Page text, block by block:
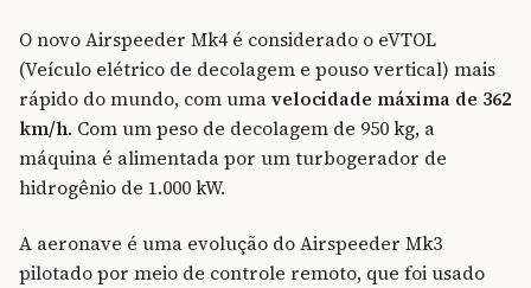
O novo Airspeeder Mk4 é considerado o eVTOL
(Veículo elétrico de decolagem e pouso vertical) mais
rápido do mundo, com umavelocidade máxima de 362
km/h. Com um peso de decolagem de 950 kg, a
máquina é alimentada por um turbogerador de
hidrogênio de 1.000 kW.
A aeronave é uma evolução do Airspeeder Mk3
pilotado por meio de controle remoto, que foi usado